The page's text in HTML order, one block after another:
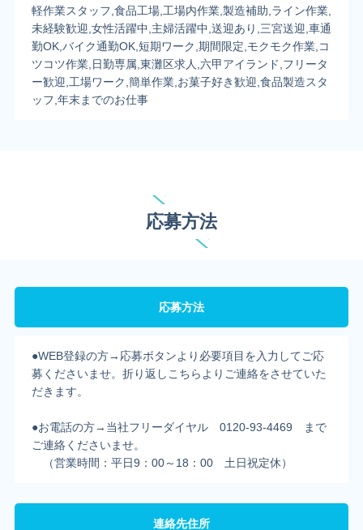
軽作業スタッフ,食品工場,工場内作業,製造補助,ライン作業,
未経験歓迎,女性活躍中,主婦活躍中,送迎あり,三宮送迎,車通
勤OK,バイク通勤OK,短期ワーク,期間限定,モクモク作業,コ
ツコツ作業,日勤専属,東灘区求人,六甲アイランド,フリータ
ー歓迎,工場ワーク,簡単作業,お菓子好き歓迎,食品製造スタ
ッフ,年末までのお仕事
応募方法
応募方法
●WEB登録の方→応募ボタンより必要項目を入力してご応
募くださいませ。折り返しこちらよりご連絡をさせていた
だきます。
●お電話の方→当社フリーダイヤル 0120-93-4469 まで
ご連絡くださいませ。
（営業時間：平日9：00～18：00 土日祝定休）
連絡先住所